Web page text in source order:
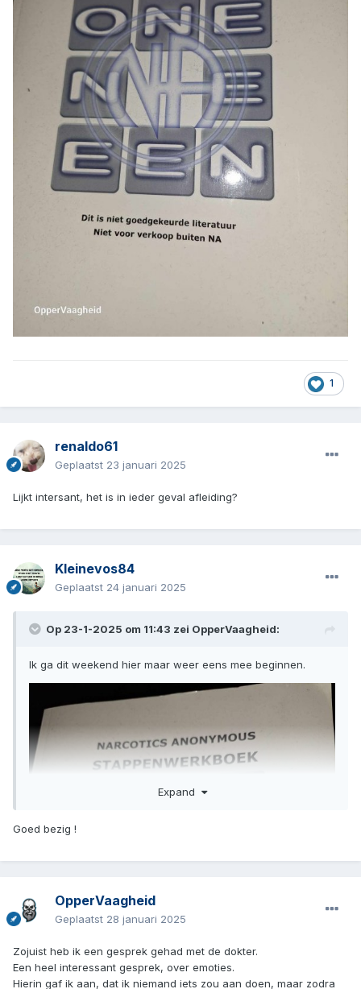
1
renaldo61
Geplaatst 23 januari 2025
Lijkt intersant, het is in ieder geval afleiding?
Kleinevos84
Geplaatst 24 januari 2025
Op 23-1-2025 om 11:43 zei OpperVaagheid:
Ik ga dit weekend hier maar weer eens mee beginnen.
Expand
Goed bezig !
OpperVaagheid
Geplaatst 28 januari 2025
Zojuist heb ik een gesprek gehad met de dokter.
Een heel interessant gesprek, over emoties.
Hierin gaf ik aan, dat ik niemand iets zou aan doen, maar zodra